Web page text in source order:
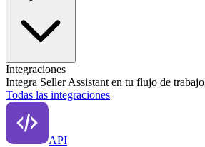
Integraciones
Integra Seller Assistant en tu flujo de trabajo
Todas las integraciones
API